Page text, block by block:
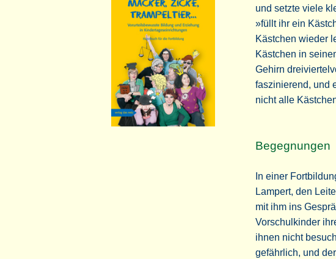
und setzte viele
»füllt ihr ein
Kästchen wieder
Kästchen in
Gehirn
faszinierend, und
nicht alle
Begegnungen
In einer
Lampert, den
mit ihm ins
Vorschulkinder
ihnen nicht
gefährlich, und